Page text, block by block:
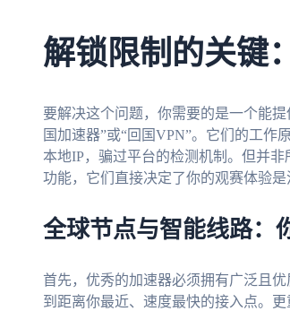
解锁限制的关键
要解决这个问题，你需要的是一个能
国加速器”或“回国VPN”。它们的工
本地IP，骗过平台的检测机制。但并
功能，它们直接决定了你的观赛体验是
全球节点与智能线路：
首先，优秀的加速器必须拥有广泛且
到距离你最近、速度最快的接入点。